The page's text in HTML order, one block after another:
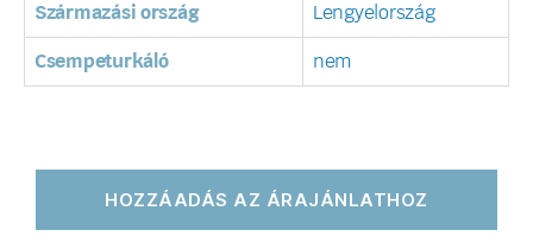
Származási ország Lengyelország
Csempeturkáló nem
HOZZÁADÁS AZ ÁRAJÁNLATHOZ